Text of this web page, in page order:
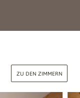
ZU DEN ZIMMERN